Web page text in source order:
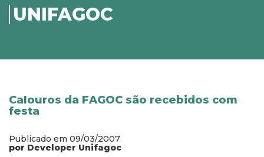
UNIFAGOC
Calouros da FAGOC são recebidos com
festa
Publicado em 09/03/2007
por Developer Unifagoc